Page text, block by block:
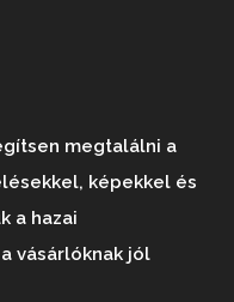
megtalálni a
képekkel és
a hazai
vásárlóknak jól